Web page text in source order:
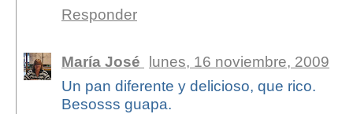
Responder
María José lunes, 16 noviembre, 2009
Un pan diferente y delicioso, que rico.
Besosss guapa.